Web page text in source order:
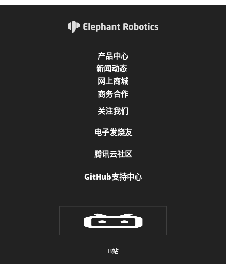
产品中心
新闻动态
网上商城
商务合作
关注我们
电子发烧友
腾讯云社区
GitHub支持中心
B站